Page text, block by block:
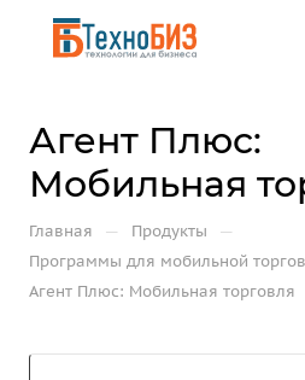
Агент Плюс:
Мобильная
Главная — Продукты —
Программы для мобильной
Агент Плюс: Мобильная торговля